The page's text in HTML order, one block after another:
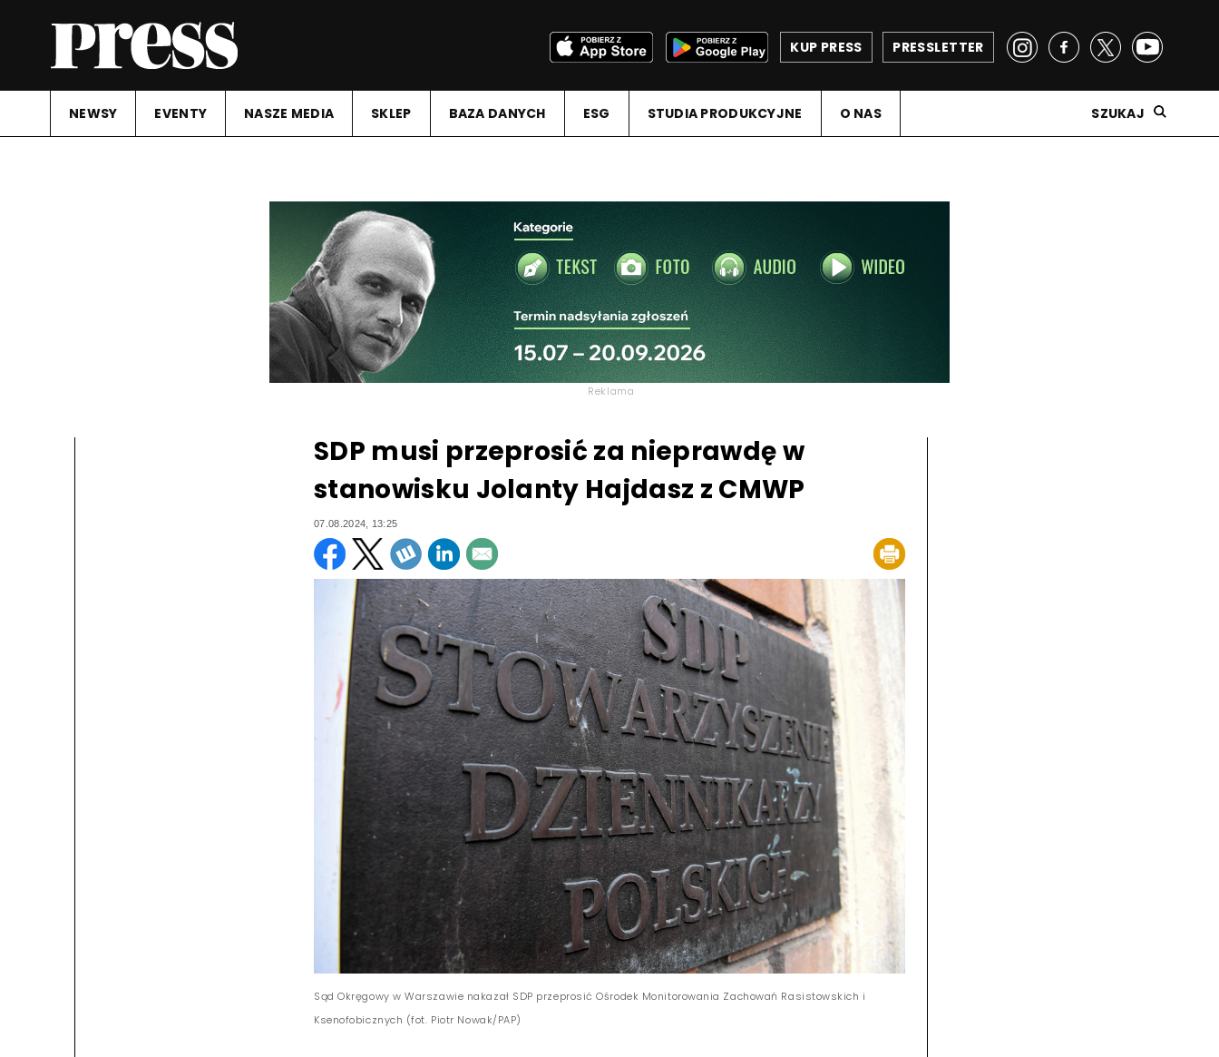
PRESSLETTER
KUP PRESS
NEWSY EVENTY NASZE MEDIA SKLEP BAZA DANYCH ESG STUDIA PRODUKCYJNE O NAS SZUKAJ
Reklama
SDP musi przeprosić za nieprawdę w
stanowisku Jolanty Hajdasz z CMWP
07.08.2024, 13:25
Sąd Okręgowy w Warszawie nakazał SDP przeprosić Ośrodek Monitorowania Zachowań Rasistowskich i
Ksenofobicznych (fot. Piotr Nowak/PAP)